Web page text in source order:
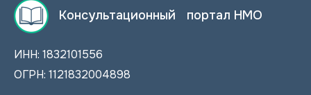
Консультационный портал НМО
ИНН: 1832101556
ОГРН: 1121832004898